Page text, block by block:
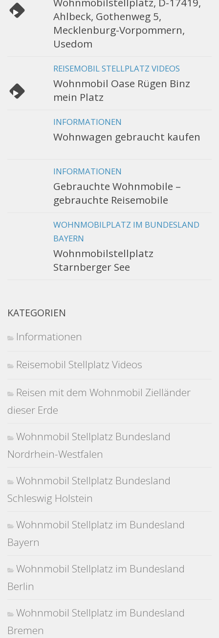
Ahlbeck, Gothenweg 5,
Mecklenburg-Vorpommern,
Usedom
REISEMOBIL STELLPLATZ VIDEOS
Wohnmobil Oase Rügen Binz
mein Platz
INFORMATIONEN
Wohnwagen gebraucht kaufen
INFORMATIONEN
Gebrauchte Wohnmobile –
gebrauchte Reisemobile
WOHNMOBILPLATZ IM BUNDESLAND
BAYERN
Wohnmobilstellplatz
Starnberger See
KATEGORIEN
Informationen
Reisemobil Stellplatz Videos
Reisen mit dem Wohnmobil Zielländer
dieser Erde
Wohnmobil Stellplatz Bundesland
Nordrhein-Westfalen
Wohnmobil Stellplatz Bundesland
Schleswig Holstein
Wohnmobil Stellplatz im Bundesland
Bayern
Wohnmobil Stellplatz im Bundesland
Berlin
Wohnmobil Stellplatz im Bundesland
Bremen